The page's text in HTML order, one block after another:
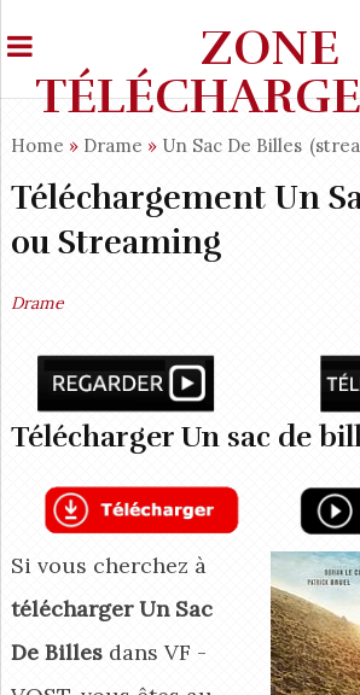
ZONE
Home » Drame » Un Sac De Billes
Téléchargement Un
ou Streaming
Drame
Télécharger Un sac de
Si vous cherchez à
télécharger Un Sac
De Billesdans VF -